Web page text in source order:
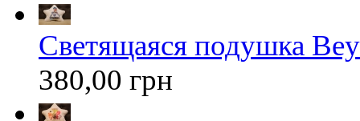
Светящаяся подушка
380,00 грн